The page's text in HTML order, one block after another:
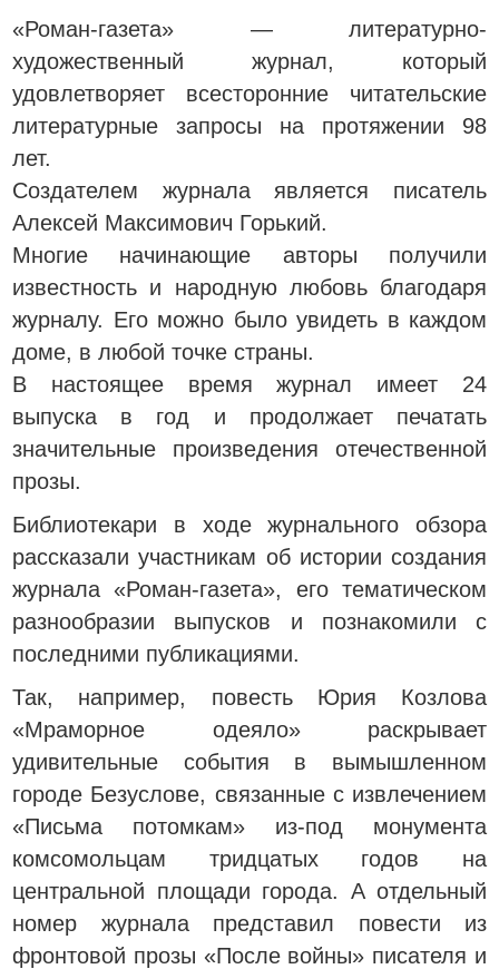
«Роман-газета» — литературно-
художественный журнал, который
удовлетворяет всесторонние читательские
литературные запросы на протяжении 98
лет.
Создателем журнала является писатель
Алексей Максимович Горький.
Многие начинающие авторы получили
известность и народную любовь благодаря
журналу. Его можно было увидеть в каждом
доме, в любой точке страны.
В настоящее время журнал имеет 24
выпуска в год и продолжает печатать
значительные произведения отечественной
прозы.
Библиотекари в ходе журнального обзора
рассказали участникам об истории создания
журнала «Роман-газета», его тематическом
разнообразии выпусков и познакомили с
последними публикациями.
Так, например, повесть Юрия Козлова
«Мраморное одеяло» раскрывает
удивительные события в вымышленном
городе Безуслове, связанные с извлечением
«Письма потомкам» из-под монумента
комсомольцам тридцатых годов на
центральной площади города. А отдельный
номер журнала представил повести из
фронтовой прозы «После войны» писателя и